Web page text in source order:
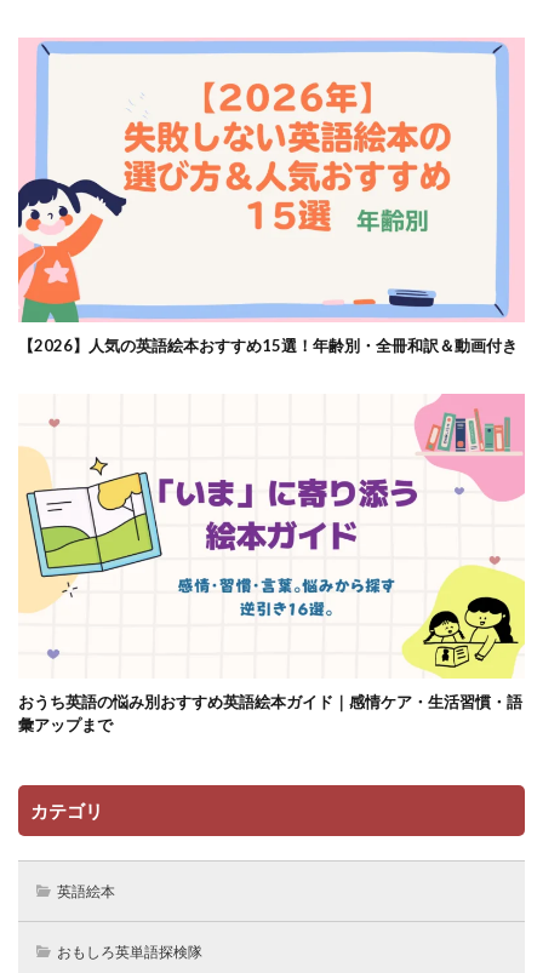
【2026】人気の英語絵本おすすめ15選！年齢別・全冊和訳＆動画付き
おうち英語の悩み別おすすめ英語絵本ガイド｜感情ケア・生活習慣・語
彙アップまで
カテゴリ
英語絵本
おもしろ英単語探検隊